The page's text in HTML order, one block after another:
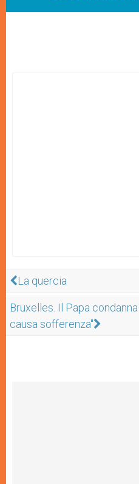
La quercia
Bruxelles. Il Papa
causa sofferenza"